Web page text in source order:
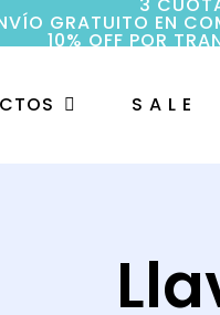
GRATUITO EN
10% OFF POR
S A L E